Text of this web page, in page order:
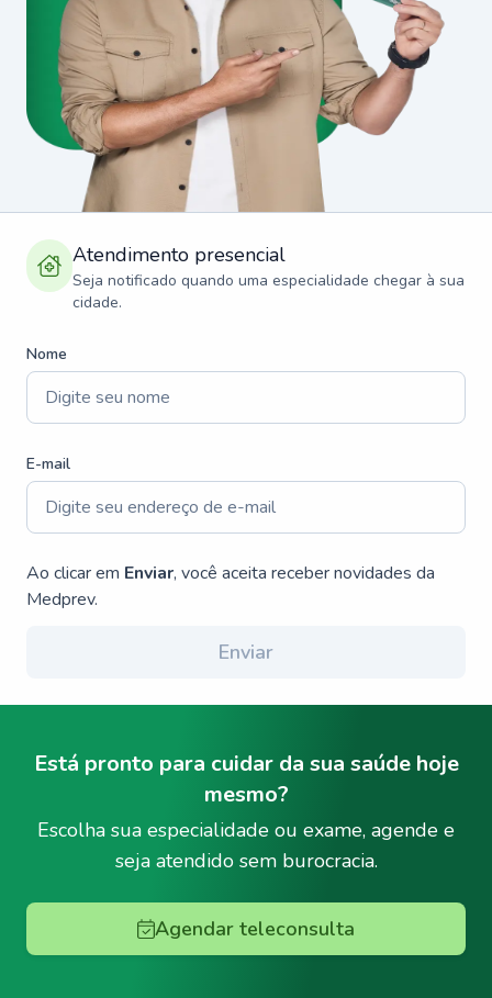
Atendimento presencial
Seja notificado quando uma especialidade chegar à sua
cidade.
Nome
E-mail
Ao clicar em Enviar, você aceita receber novidades da
Medprev.
Enviar
Está pronto para cuidar da sua saúde hoje
mesmo?
Escolha sua especialidade ou exame, agende e
seja atendido sem burocracia.
Agendar teleconsulta